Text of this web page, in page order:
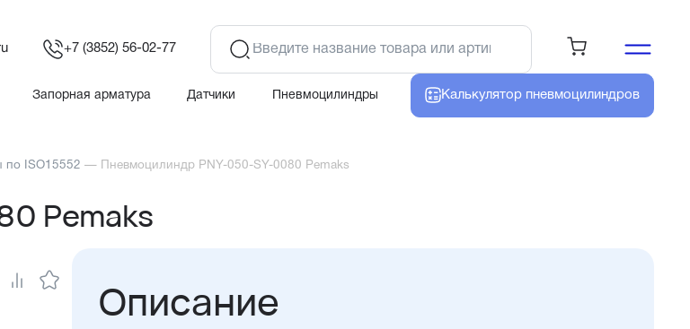
+7 (3852) 56-02-77
Запорная арматура Датчики Пневмоцилиндры Калькулятор пневмоцилиндров
по ISO15552 — Пневмоцилиндр PNY-050-SY-0080 Pemaks
Pemaks
Описание